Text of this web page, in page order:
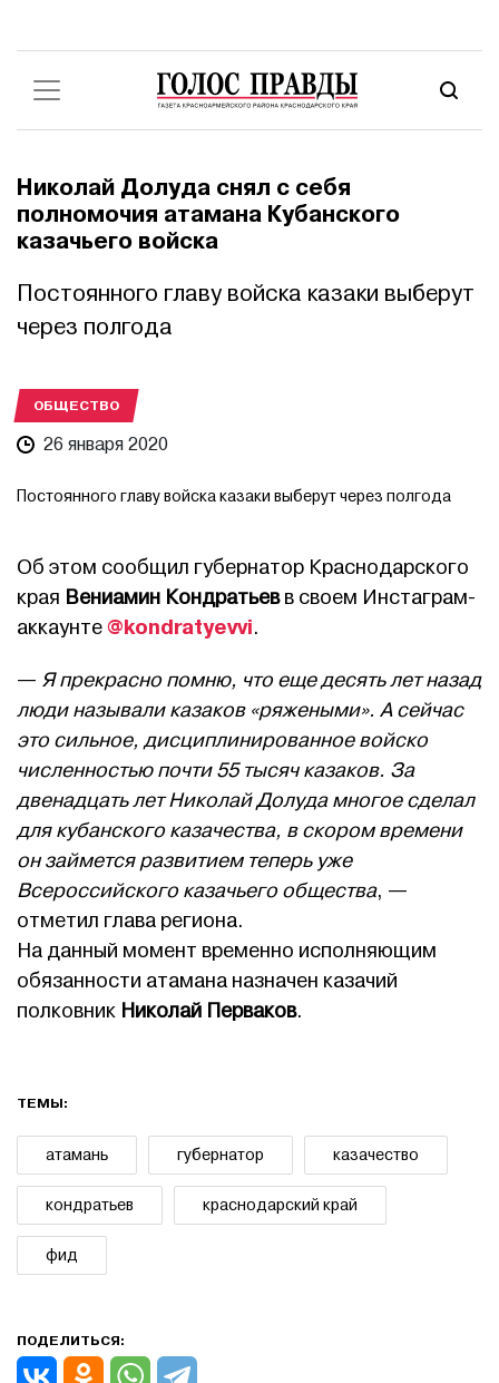
Николай Долуда снял с себя
полномочия атамана Кубанского
казачьего войска
Постоянного главу войска казаки выберут
через полгода
ОБЩЕСТВО
26 января 2020
Постоянного главу войска казаки выберут через полгода
Об этом сообщил губернатор Краснодарского
края Вениамин Кондратьевв своем Инстаграм-
аккаунте@kondratyevvi.
— Я прекрасно помню, что еще десять лет назад
люди называли казаков «ряжеными». А сейчас
это сильное, дисциплинированное войско
численностью почти 55 тысяч казаков. За
двенадцать лет Николай Долуда многое сделал
для кубанского казачества, в скором времени
он займется развитием теперь уже
Всероссийского казачьего общества, —
отметил глава региона.
На данный момент временно исполняющим
обязанности атамана назначен казачий
полковник Николай Перваков.
ТЕМЫ:
атамань губернатор казачество
кондратьев краснодарский край
фид
ПОДЕЛИТЬСЯ: